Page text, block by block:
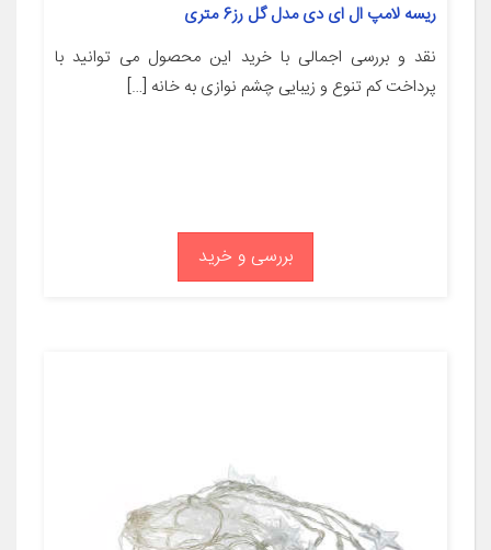
ریسه لامپ ال ای دی مدل گل رز6 متری
نقد و بررسی اجمالی با خرید این محصول می توانید با
پرداخت کم تنوع و زیبایی چشم نوازی به خانه […]
بررسی و خرید